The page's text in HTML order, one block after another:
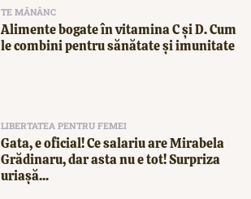
TE MĂNÂNC
Alimente bogate în vitamina C și D. Cum
le combini pentru sănătate și imunitate
LIBERTATEA PENTRU FEMEI
Gata, e oficial! Ce salariu are Mirabela
Grădinaru, dar asta nu e tot! Surpriza
uriașă...